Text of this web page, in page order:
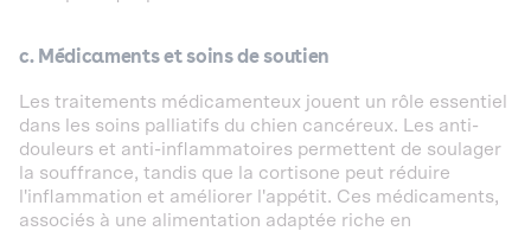
c. Médicaments et soins de soutien
Les traitements médicamenteux jouent un rôle essentiel
dans les soins palliatifs du chien cancéreux. Les anti-
douleurs et anti-inflammatoires permettent de soulager
la souffrance, tandis que la cortisone peut réduire
l'inflammation et améliorer l'appétit. Ces médicaments,
associés à une alimentation adaptée riche en